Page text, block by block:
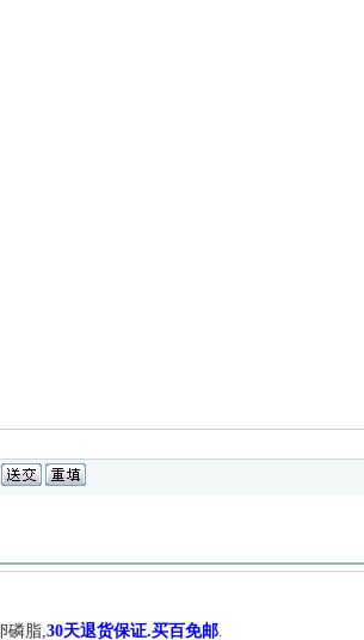
磷脂,30天退货保证.买百免邮.